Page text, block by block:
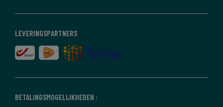
BETALINGSMOGELIJKHEDEN :
LEVERINGSPARTNERS